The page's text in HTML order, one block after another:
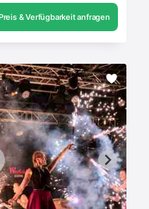
& Verfügbarkeit anfragen